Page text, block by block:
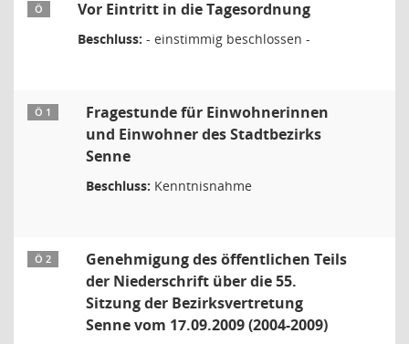
Ö Vor Eintritt in die Tagesordnung
Beschluss: - einstimmig beschlossen -
Ö 1
Fragestunde für Einwohnerinnen
und Einwohner des Stadtbezirks
Senne
Beschluss: Kenntnisnahme
Ö 2
Genehmigung des öffentlichen Teils
der Niederschrift über die 55.
Sitzung der Bezirksvertretung
Senne vom 17.09.2009 (2004-2009)